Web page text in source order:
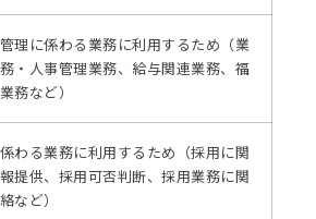
理に係わる業務に利用するため（業
・人事管理業務、給与関連業務、福
務など）
わる業務に利用するため（採用に関
提供、採用可否判断、採用業務に関
など）